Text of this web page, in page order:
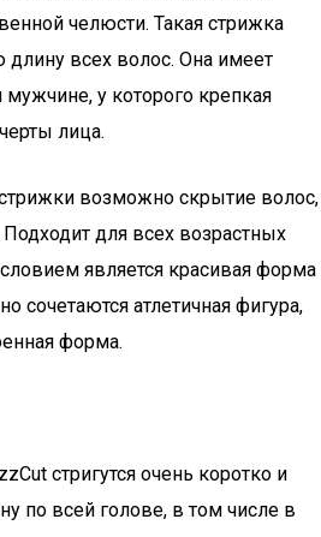
челюсти. Такая стрижка
всех волос. Она имеет
у которого крепкая
лица.
возможно скрытие волос,
для всех возрастных
является красивая форма
сочетаются атлетичная фигура,
форма.
стригутся очень коротко и
по всей голове, в том числе в